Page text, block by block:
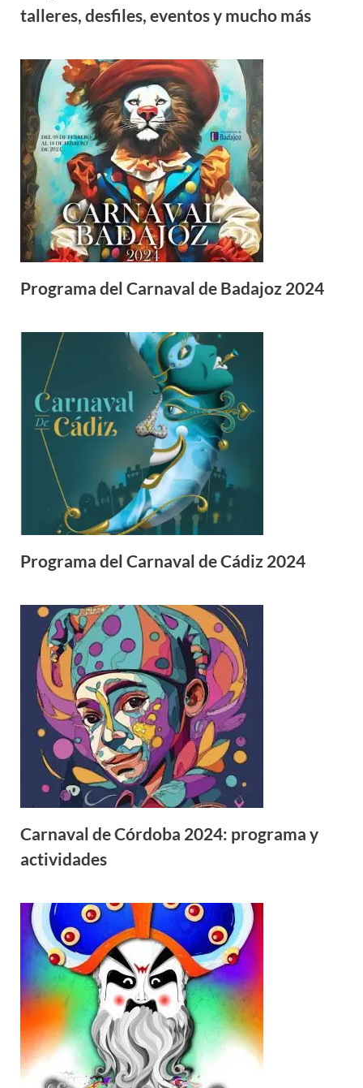
talleres, desfiles, eventos y mucho más
Programa del Carnaval de Badajoz 2024
Programa del Carnaval de Cádiz 2024
Carnaval de Córdoba 2024: programa y
actividades